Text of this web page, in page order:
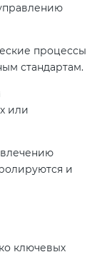
процессы
стандартам.
или
и
ключевых